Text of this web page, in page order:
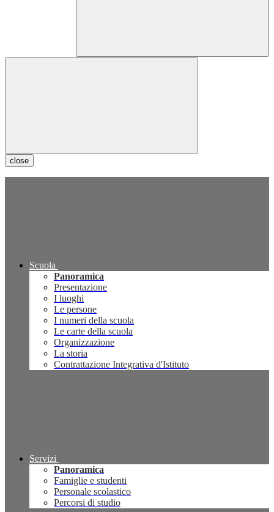
close
Scuola
Panoramica
Presentazione
I luoghi
Le persone
I numeri della scuola
Le carte della scuola
Organizzazione
La storia
Contrattazione Integrativa d'Istituto
Servizi
Panoramica
Famiglie e studenti
Personale scolastico
Percorsi di studio